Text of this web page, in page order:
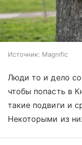
Источник: Magnific
Люди то и дело
чтобы попасть в
такие подвиги и
Некоторыми из